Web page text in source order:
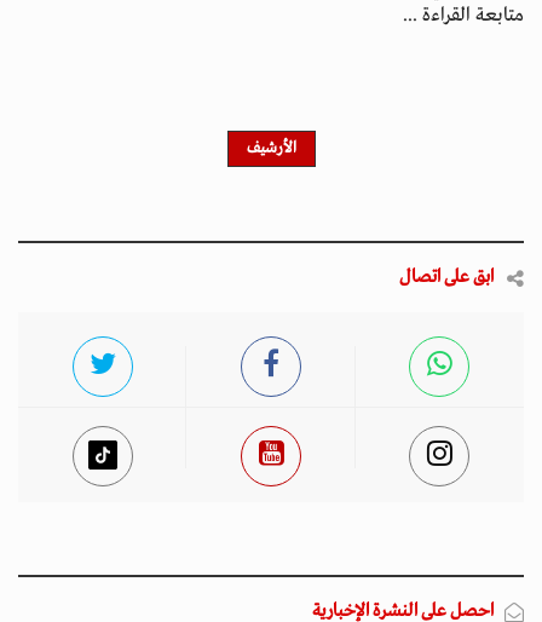
متابعة القراءة ...
الأرشيف
ابق على اتصال
احصل على النشرة الإخبارية